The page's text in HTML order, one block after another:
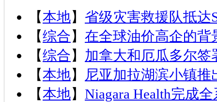
【本地】 省级灾害救援队抵达
【综合】 在全球油价高企的背
【综合】 加拿大和厄瓜多尔签
【本地】
尼亚加拉湖滨小镇
【本地】 Niagara Health完成